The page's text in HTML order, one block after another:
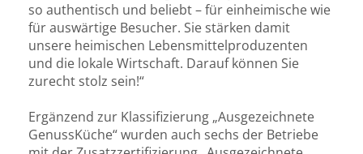
so authentisch und beliebt – für einheimische wie
für auswärtige Besucher. Sie stärken damit
unsere heimischen Lebensmittelproduzenten
und die lokale Wirtschaft. Darauf können Sie
zurecht stolz sein!“
Ergänzend zur Klassifizierung „Ausgezeichnete
GenussKüche“ wurden auch sechs der Betriebe